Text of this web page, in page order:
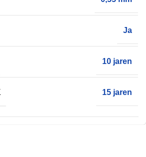
Ja
10 jaren
15 jaren